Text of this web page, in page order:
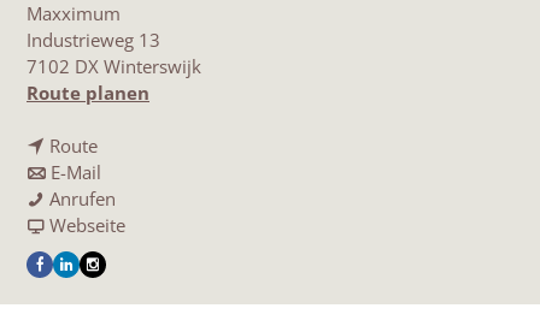
Maxximum
Industrieweg 13
7102 DX Winterswijk
Route planen
m
Routeb
i
s
M
a
x
x
E-Mail
i
s
M
a
x
Anrufen
a
i
Webseitea
a
F
a
L
i
I
n